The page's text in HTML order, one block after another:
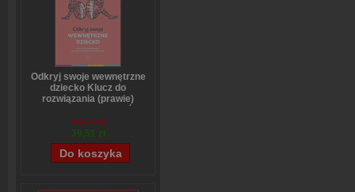
Odkryj swoje wewnętrzne
dziecko Klucz do
rozwiązania (prawie)
Stefanie Stahl
49,14 zł
39,51 zł